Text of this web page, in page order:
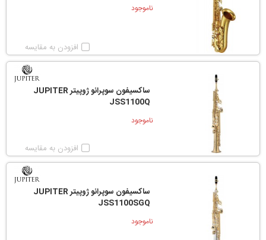
ناموجود
افزودن به مقایسه
ساکسیفون سوپرانو ژوپیتر JUPITER
JSS1100Q
ناموجود
افزودن به مقایسه
ساکسیفون سوپرانو ژوپیتر JUPITER
JSS1100SGQ
ناموجود